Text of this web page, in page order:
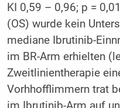
KI 0,59 – 0,96; p =
(OS) wurde kein
mediane Ibrutinib-
im BR-Arm erhielten
Zweitlinientherapie
Vorhhofflimmern trat